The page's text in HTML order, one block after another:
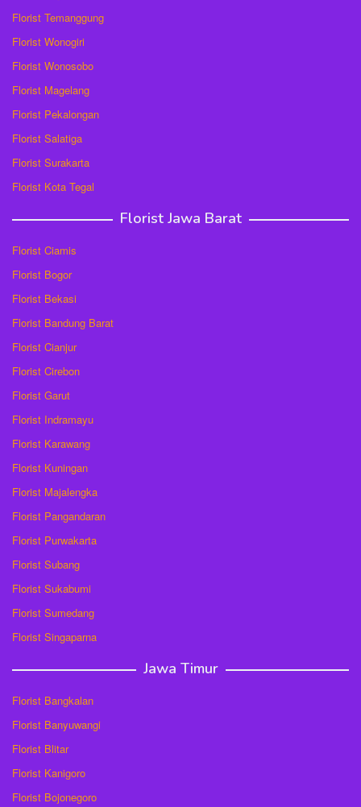
Florist Temanggung
Florist Wonogiri
Florist Wonosobo
Florist Magelang
Florist Pekalongan
Florist Salatiga
Florist Surakarta
Florist Kota Tegal
Florist Jawa Barat
Florist Ciamis
Florist Bogor
Florist Bekasi
Florist Bandung Barat
Florist Cianjur
Florist Cirebon
Florist Garut
Florist Indramayu
Florist Karawang
Florist Kuningan
Florist Majalengka
Florist Pangandaran
Florist Purwakarta
Florist Subang
Florist Sukabumi
Florist Sumedang
Florist Singaparna
Jawa Timur
Florist Bangkalan
Florist Banyuwangi
Florist Blitar
Florist Kanigoro
Florist Bojonegoro